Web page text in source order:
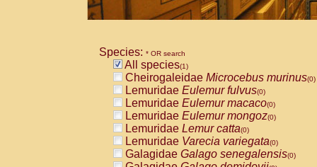
Species: * OR search
All species(1)
Cheirogaleidae Microcebus murinus(0)
Lemuridae Eulemur fulvus(0)
Lemuridae Eulemur macaco(0)
Lemuridae Eulemur mongoz(0)
Lemuridae Lemur catta(0)
Lemuridae Varecia variegata(0)
Galagidae Galago senegalensis(0)